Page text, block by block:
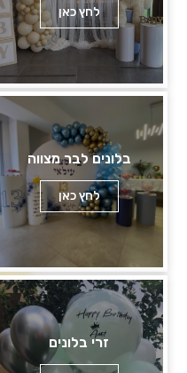
לחץ כאן
בלונים לבר מצווה
לחץ כאן
זרי בלונים